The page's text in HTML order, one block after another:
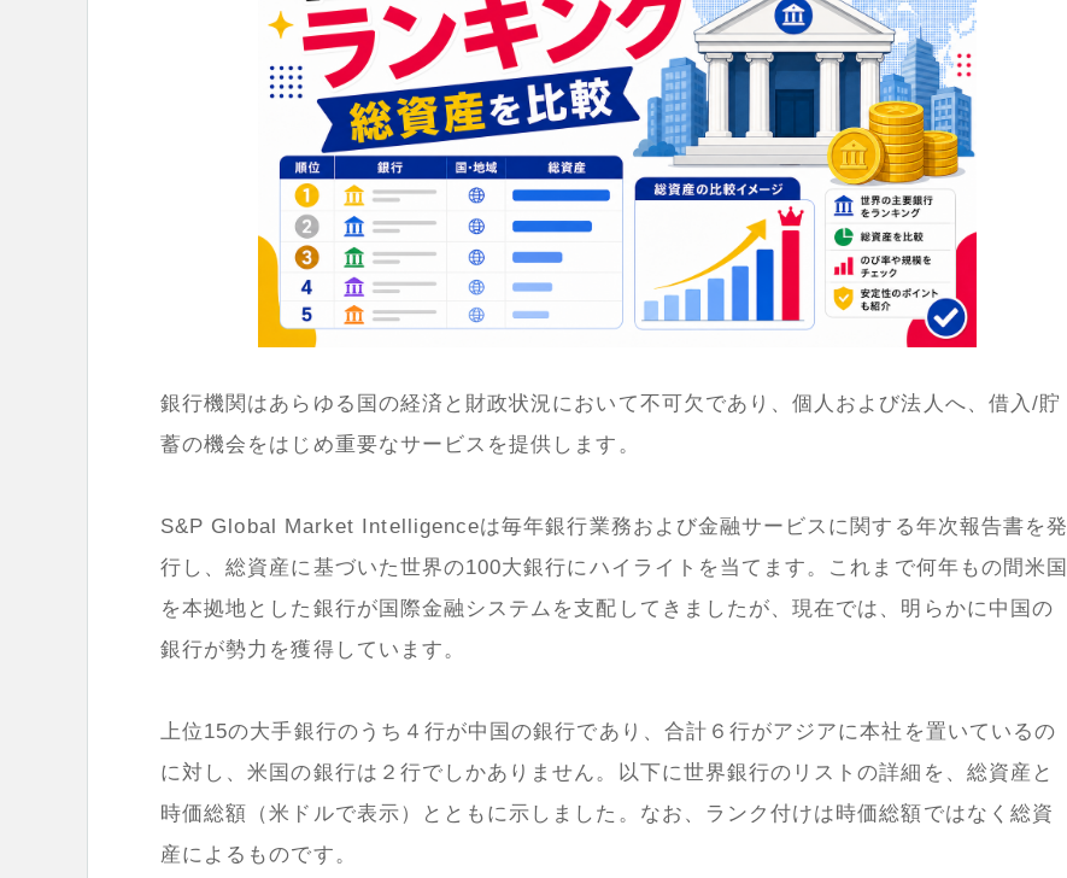
銀行機関はあらゆる国の経済と財政状況において不可欠であり、個人および法人へ、借入/貯
蓄の機会をはじめ重要なサービスを提供します。
S&P Global Market Intelligenceは毎年銀行業務および金融サービスに関する年次報告書を発
行し、総資産に基づいた世界の100大銀行にハイライトを当てます。これまで何年もの間米国
を本拠地とした銀行が国際金融システムを支配してきましたが、現在では、明らかに中国の
銀行が勢力を獲得しています。
上位15の大手銀行のうち４行が中国の銀行であり、合計６行がアジアに本社を置いているの
に対し、米国の銀行は２行でしかありません。以下に世界銀行のリストの詳細を、総資産と
時価総額（米ドルで表示）とともに示しました。なお、ランク付けは時価総額ではなく総資
産によるものです。